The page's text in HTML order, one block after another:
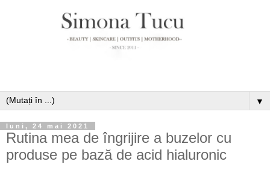
▼
luni, 24 mai 2021
Rutina mea de îngrijire a buzelor cu
produse pe bază de acid hialuronic